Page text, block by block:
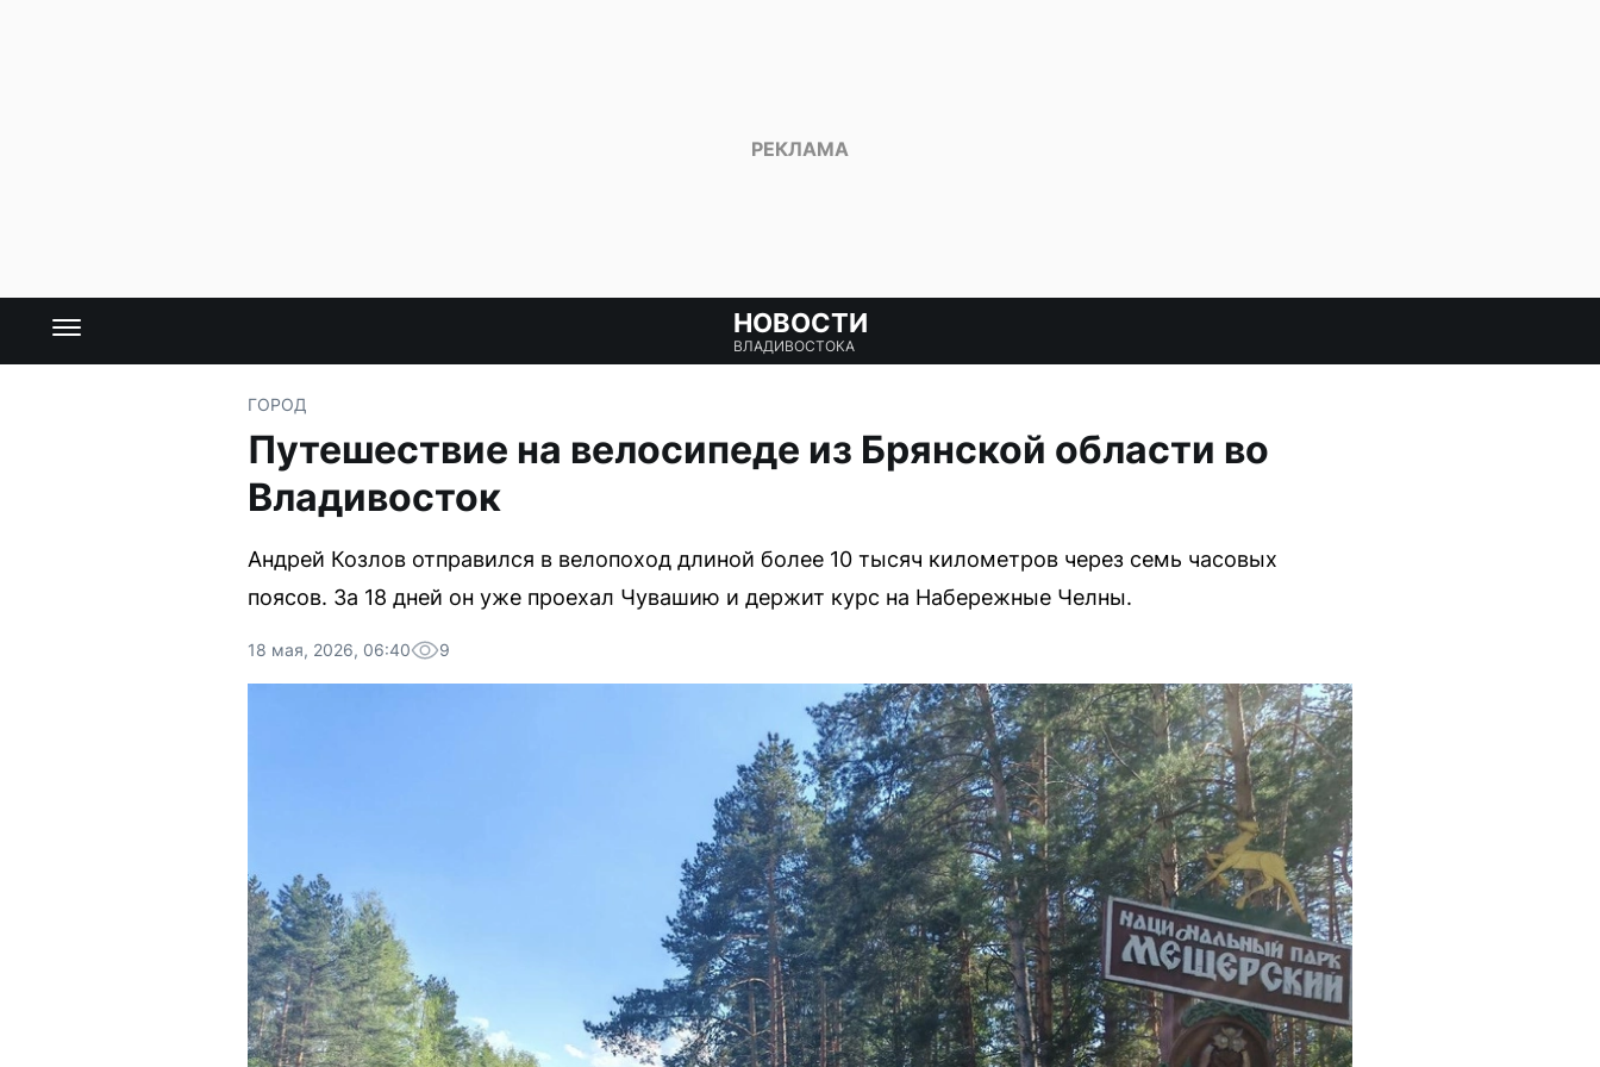
НОВОСТИ
ВЛАДИВОСТОКА
ГОРОД
Путешествие на велосипеде из Брянской области во
Владивосток
Андрей Козлов отправился в велопоход длиной более 10 тысяч километров через семь часовых
поясов. За 18 дней он уже проехал Чувашию и держит курс на Набережные Челны.
18 мая, 2026, 06:40 9